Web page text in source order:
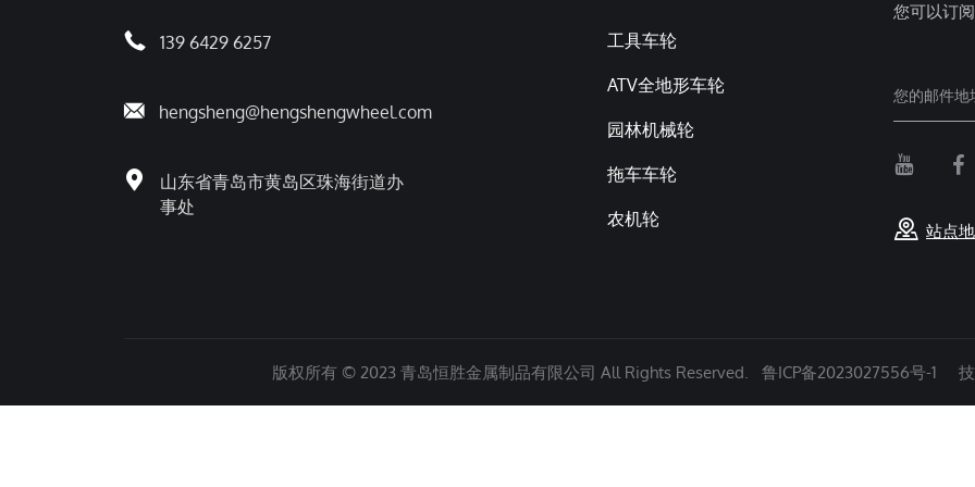
139 6429 6257
hengsheng@hengshengwheel.com
山东省青岛市黄岛区珠海街道办
事处
工具车轮
ATV全地形车轮
园林机械轮
拖车车轮
农机轮
您可以订
站点
版权所有 © 2023 青岛恒胜金属制品有限公司 All Rights Reserved. 鲁ICP备2023027556号-1